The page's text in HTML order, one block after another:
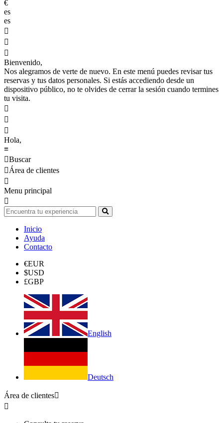
€
es
es



Bienvenido,
Nos alegramos de verte de nuevo. En este menú puedes revisar tus
reservas y tus datos personales. Si estás accediendo desde un
dispositivo público, no te olvides de cerrar la sesión cuando termines
tu visita.



Hola,
≡
Buscar
Área de clientes

Menu principal

Inicio
Ayuda
Contacto
€EUR
$USD
£GBP
English
Deutsch
Área de clientes
